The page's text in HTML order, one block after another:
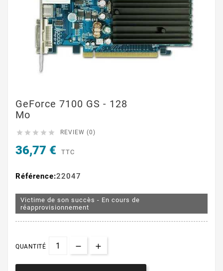
GeForce 7100 GS - 128
Mo
     REVIEW (0)
36,77 € TTC
Référence:22047
Victime de son succès - En cours de
réapprovisionnement
QUANTITÉ